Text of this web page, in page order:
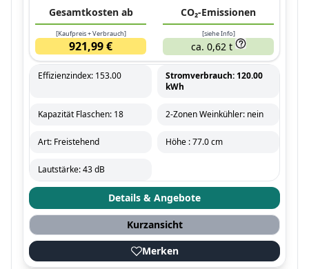
Gesamtkosten ab
[Kaufpreis + Verbrauch]
921,99 €
CO₂-Emissionen
[siehe Info]
ca. 0,62 t
Effizienzindex: 153.00
Stromverbrauch: 120.00
kWh
Kapazität Flaschen: 18 2-Zonen Weinkühler: nein
Art: Freistehend Höhe : 77.0 cm
Lautstärke: 43 dB
Details & Angebote
Kurzansicht
Merken